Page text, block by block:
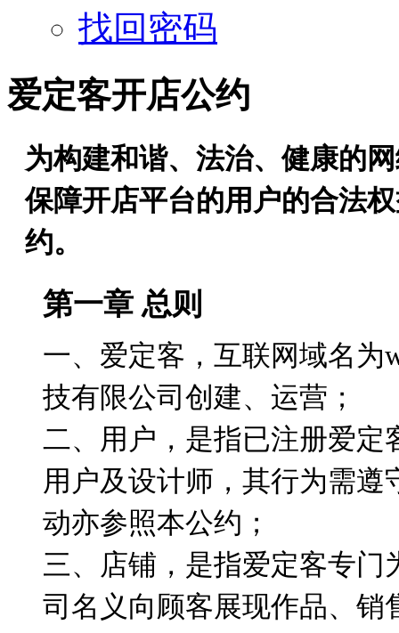
找回密码
爱定客开店公约
为构建和谐、法治、健康的
保障开店平台的用户的合法
约。
第一章 总则
一、爱定客，互联网域名为
技有限公司创建、运营；
二、用户，是指已注册爱定
用户及设计师，其行为需
动亦参照本公约；
三、店铺，是指爱定客专
司名义向顾客展现作品、销